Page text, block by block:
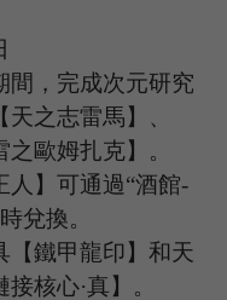
間，完成次元研究
之志雷馬】、
歐姆扎克】。
人】可通過“酒館-
兌換。
【鐵甲龍印】和天
接核心·真】。